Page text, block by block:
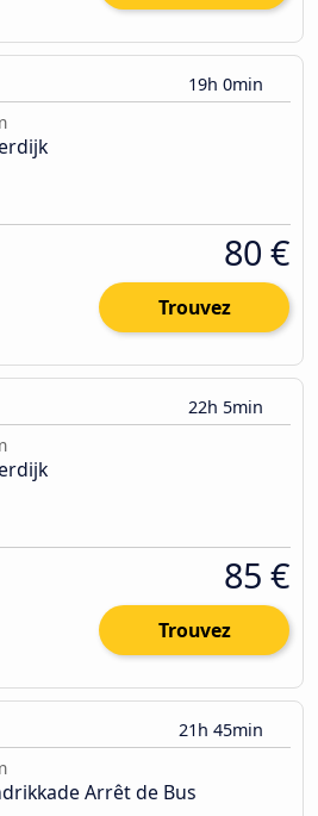
19h 0min
80 €
Trouvez
22h 5min
85 €
Trouvez
21h 45min
Arrêt de Bus